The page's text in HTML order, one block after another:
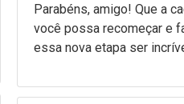
Parabéns, amigo! Que a
você possa recomeçar e
essa nova etapa ser